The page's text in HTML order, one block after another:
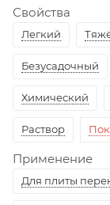
Свойства
Легкий
Безусадочный
Химический
Раствор
Применение
Для плиты